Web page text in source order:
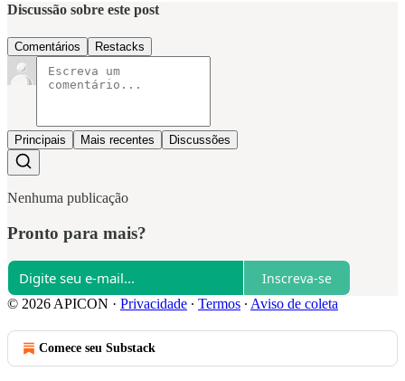
Discussão sobre este post
Comentários Restacks
Principais Mais recentes Discussões
Nenhuma publicação
Pronto para mais?
Inscreva-se
© 2026 APICON · Privacidade ∙ Termos ∙ Aviso de coleta
Comece seu Substack